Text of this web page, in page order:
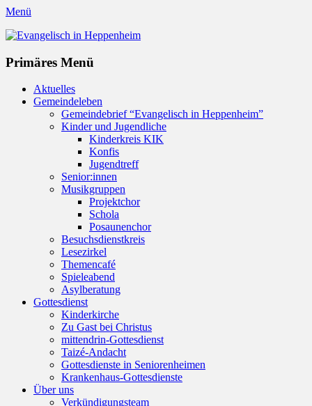
Menü
Evangelisch in Heppenheim
Primäres Menü
Zum
Inhalt
Aktuelles
Gemeindeleben
Gemeindebrief “Evangelisch in Heppenheim”
Kinder und Jugendliche
Kinderkreis KIK
Konfis
Jugendtreff
Senior:innen
Musikgruppen
Projektchor
Schola
Posaunenchor
Besuchsdienstkreis
Lesezirkel
Themencafé
Spieleabend
Asylberatung
Gottesdienst
Kinderkirche
Zu Gast bei Christus
mittendrin-Gottesdienst
Taizé-Andacht
Gottesdienste in Seniorenheimen
Krankenhaus-Gottesdienste
Über uns
Verkündigungsteam